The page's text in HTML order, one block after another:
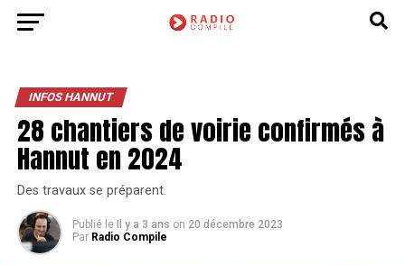
INFOS HANNUT
28 chantiers de voirie confirmés à
Hannut en 2024
Des travaux se préparent.
Publié le Il y a 3 ans on 20 décembre 2023
Par Radio Compile